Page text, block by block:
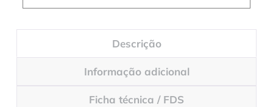
Descrição
Informação adicional
Ficha técnica / FDS